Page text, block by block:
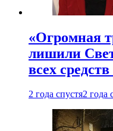
«Огромная
лишили
всех
2 года спустя2 года